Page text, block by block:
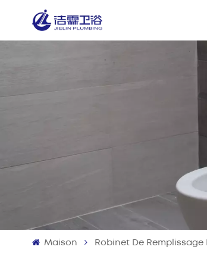
Maison Robinet De Remplissage